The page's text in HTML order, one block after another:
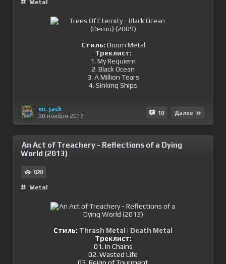
Metal
Стиль: Doom Metal
Треклист:
1. My Requiem
2. Black Ocean
3. A Million Tears
4. Sinking Ships
mr. jack
30 ноября 2013
10 Далее
An Act of Treachery - Reflections of a Dying
World (2013)
820
Metal
Стиль: Thrash Metal | Death Metal
Треклист:
01. In Chains
02. Wasted Life